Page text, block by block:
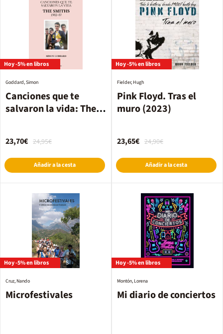
Hoy -5% en libros
Canciones que te
salvaron la vida: The
Goddard, Simon
24,95€
23,70€
Añadir a la cesta
Hoy -5% en libros
Pink Floyd. Tras el
muro (2023)
Fielder, Hugh
24,90€
23,65€
Añadir a la cesta
Hoy -5% en libros
Microfestivales
Cruz, Nando
Hoy -5% en libros
Mi diario de conciertos
Montón, Lorena